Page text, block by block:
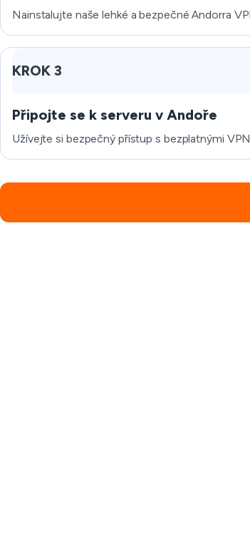
Nainstalujte naše lehké a bezpečné Andorra
KROK 3
Připojte se k serveru v Andoře
Užívejte si bezpečný přístup s bezplatnými